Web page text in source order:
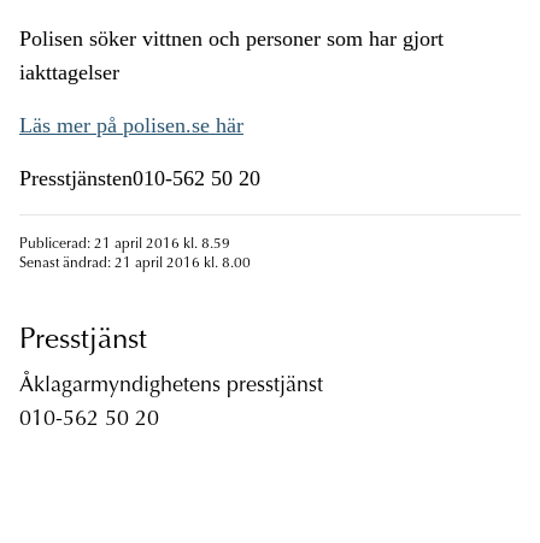
Polisen söker vittnen och personer som har gjort
iakttagelser
Läs mer på polisen.se här
Presstjänsten010-562 50 20
Publicerad: 21 april 2016 kl. 8.59
Senast ändrad: 21 april 2016 kl. 8.00
Presstjänst
Åklagarmyndighetens presstjänst
010-562 50 20